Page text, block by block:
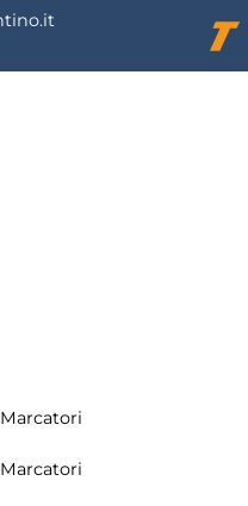
Marcatori
Marcatori